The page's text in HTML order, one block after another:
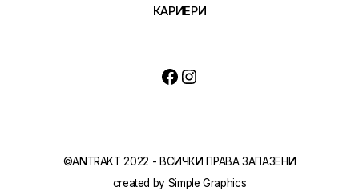
КАРИЕРИ
©ANTRAKT 2022 - ВСИЧКИ ПРАВА ЗАПАЗЕНИ
created by Simple Graphics